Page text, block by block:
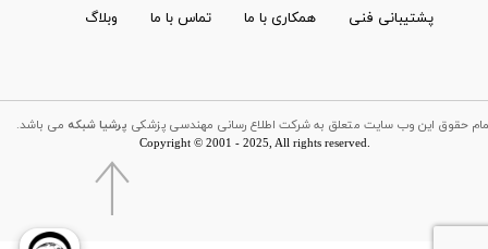
پشتیبانی فنی همکاری با ما تماس با ما وبلاگ
حقوق این وب سایت متعلق به شرکت اطلاع رسانی مهندسی پزشکی پرشیا شبکه می باشد
Copyright © 2001 - 2025, All rights reserved.​​​​​​​